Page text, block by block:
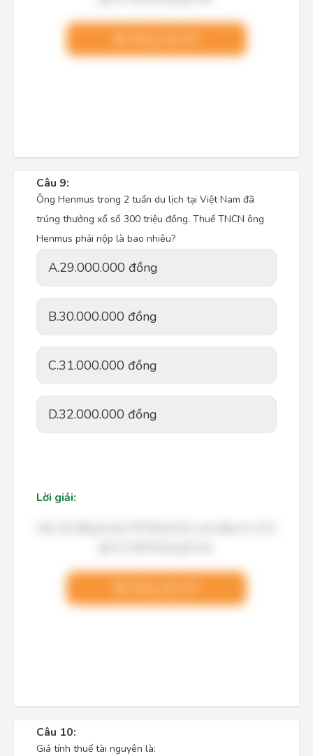
Câu 9:
Ông Henmus trong 2 tuần du lịch tại Việt Nam đã
trúng thưởng xổ số 300 triệu đồng. Thuế TNCN ông
Henmus phải nộp là bao nhiêu?
A.29.000.000 đồng
B.30.000.000 đồng
C.31.000.000 đồng
D.32.000.000 đồng
Lời giải:
Câu 10:
Giá tính thuế tài nguyên là: